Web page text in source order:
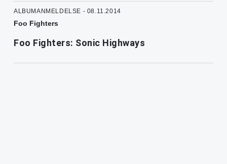
ALBUMANMELDELSE - 08.11.2014
Foo Fighters
Foo Fighters: Sonic Highways